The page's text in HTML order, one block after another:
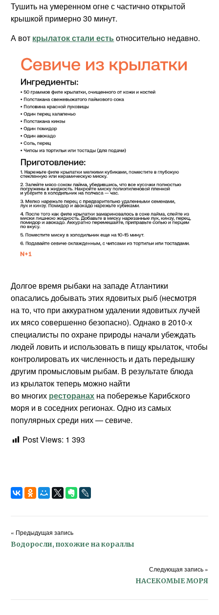
Тушить на умеренном огне с частично открытой
крышкой примерно 30 минут.
А вот крылаток стали есть относительно недавно.
Долгое время рыбаки на западе Атлантики
опасались добывать этих ядовитых рыб (несмотря
на то, что при аккуратном удалении ядовитых лучей
их мясо совершенно безопасно). Однако в 2010-х
специалисты по охране природы начали убеждать
людей ловить и использовать в пищу крылаток, чтобы
контролировать их численность и дать передышку
другим промысловым рыбам. В результате блюда
из крылаток теперь можно найти
во многих ресторанах на побережье Карибского
моря и в соседних регионах. Одно из самых
популярных среди них — севиче.
Post Views: 1 393
« Предыдущая запись
Водоросли, похожие на кораллы
Следующая запись »
НАСЕКОМЫЕ МОРЯ